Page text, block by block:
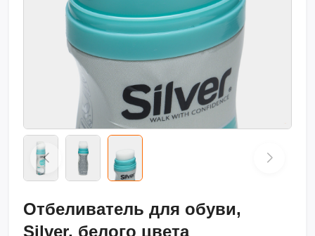
Отбеливатель для обуви,
Silver, белого цвета